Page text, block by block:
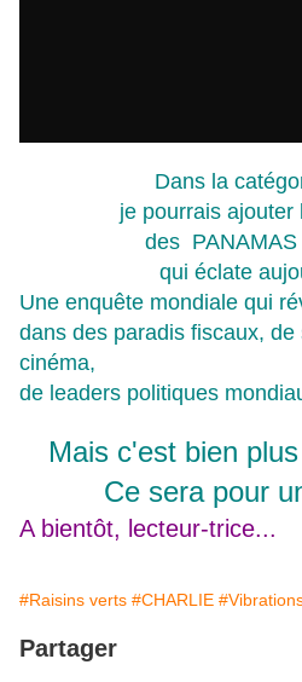
Dans la
je pourrais ajouter
des PANAMAS
qui éclate
Une enquête mondiale qui
dans des paradis fiscaux, de
cinéma,
de leaders politiques
Mais c'est bien
Ce sera pour
A bientôt, lecteur-trice...
#Raisins verts #CHARLIE
Partager